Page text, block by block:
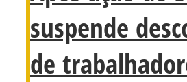
suspende
de